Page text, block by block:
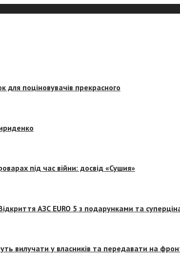
для поціновувачів прекрасного
під час війни: досвід «Сушия»
АЗС EURO 5 з подарунками та
вилучати у власників та передавати на